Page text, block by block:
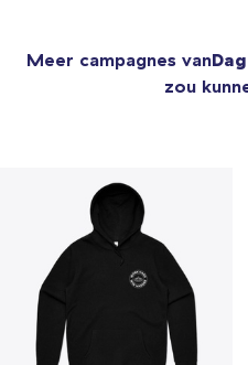
Meer campagnes van
zou